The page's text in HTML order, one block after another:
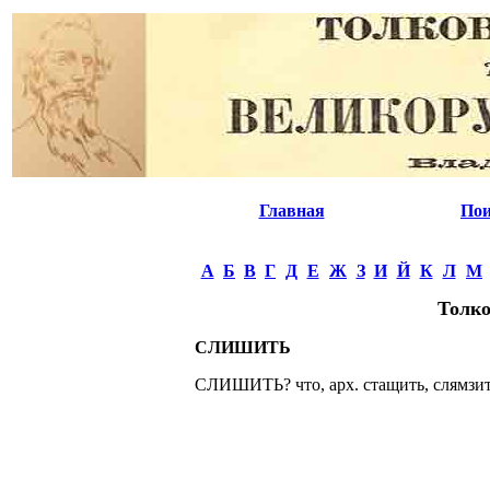
Главная
А Б В Г Д Е Ж З И Й К Л М
СЛИШИТЬ
СЛИШИТЬ? что, арх. стащить,